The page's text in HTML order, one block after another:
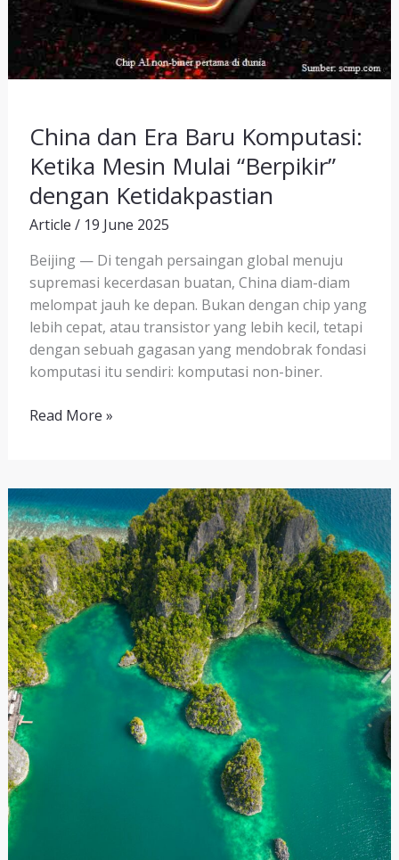
China dan Era Baru Komputasi:
Ketika Mesin Mulai “Berpikir”
dengan Ketidakpastian
Article / 19 June 2025
Beijing — Di tengah persaingan global menuju
supremasi kecerdasan buatan, China diam-diam
melompat jauh ke depan. Bukan dengan chip yang
lebih cepat, atau transistor yang lebih kecil, tetapi
dengan sebuah gagasan yang mendobrak fondasi
komputasi itu sendiri: komputasi non-biner.
“Berpikir”
dengan
Ketidakpastian
Read More »
Jalur
Ekonomi
Strategis
untuk
Raja
Ampat:
Analisis
Komparatif
Penambangan
Nikel
versus
Model
Pembangunan
Berkelanjutan